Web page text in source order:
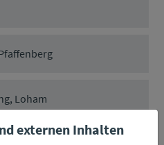
Loham
externen Inhalten